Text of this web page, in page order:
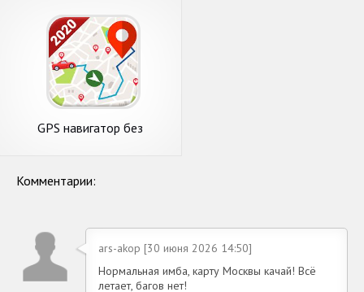
GPS навигатор без
Комментарии:
ars-akop [30 июня 2026 14:50]
Нормальная имба, карту Москвы качай! Всё
летает, багов нет!